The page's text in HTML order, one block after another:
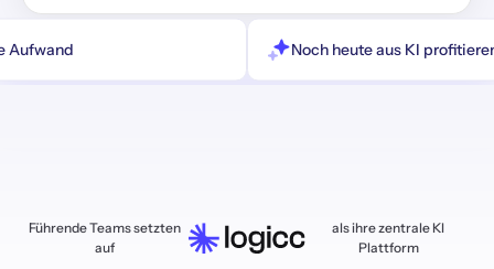
Aufwand Noch heute aus KI
Führende Teams setzten
auf
als ihre zentrale KI
Plattform